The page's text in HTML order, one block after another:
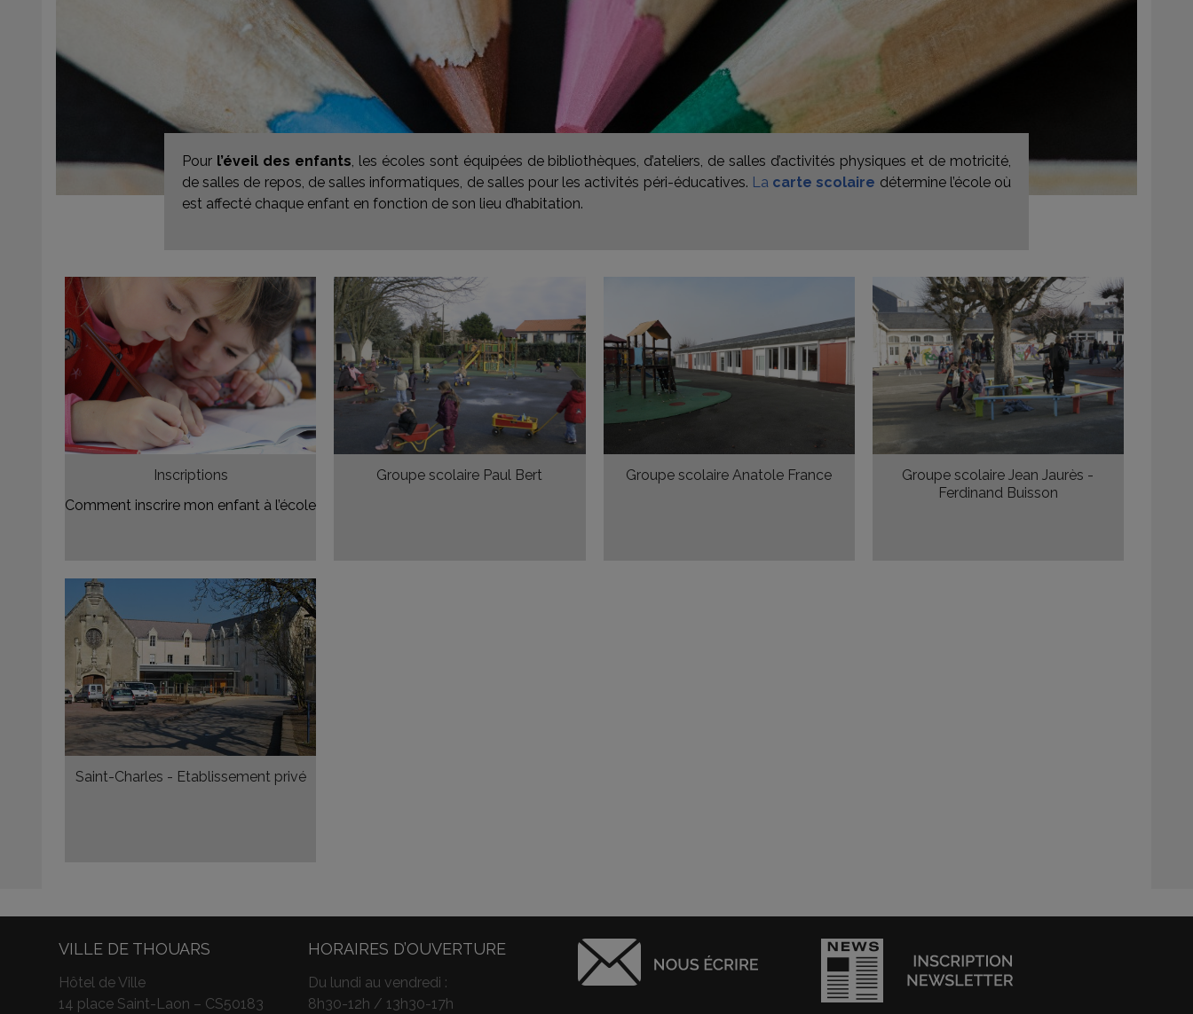
Pourl’éveil des enfants, les écoles sont équipées de bibliothèques, d’ateliers, de salles d’activités physiques et de motricité,
de salles de repos, de salles informatiques, de salles pour les activités péri-éducatives. La carte scolaire détermine l’école où
est affecté chaque enfant en fonction de son lieu d’habitation.
Inscriptions
Comment inscrire mon enfant à l’école
Groupe scolaire Paul Bert Groupe scolaire Anatole France
Groupe scolaire Jean Jaurès -
Ferdinand Buisson
Saint-Charles - Etablissement privé
VILLE DE THOUARS
Hôtel de Ville
14 place Saint-Laon – CS50183
HORAIRES D’OUVERTURE
Du lundi au vendredi :
8h30-12h / 13h30-17h